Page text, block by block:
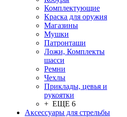
Комплектующие
Краска для оружия
Магазины
Мушки
Патронташи
Ложи, Комплекты
шасси
Ремни
Чехлы
Приклады, цевья и
рукоятки
+ ЕЩЕ 6
Аксессуары для стрельбы